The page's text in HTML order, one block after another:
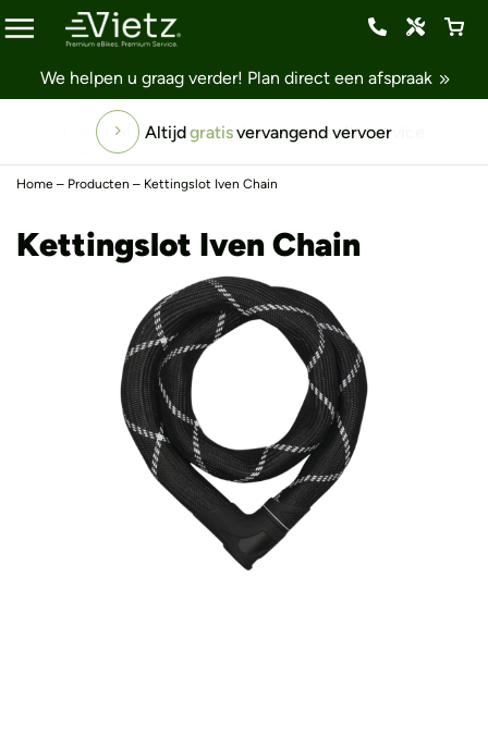
We helpen u graag verder! Plan direct een afspraak
Altijdgratisvervangend vervoer
Home – Producten – Kettingslot Iven Chain
Kettingslot Iven Chain